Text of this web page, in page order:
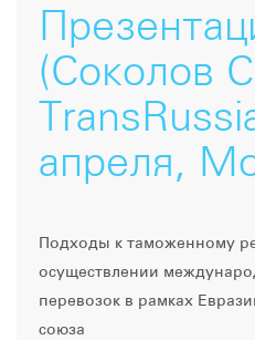
(Соколов
апреля,
Подходы к таможенному
осуществлении
перевозок в рамках
союза